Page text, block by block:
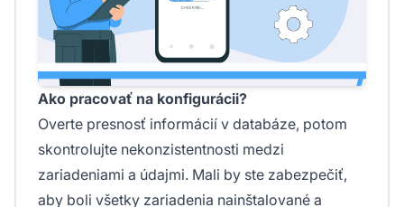
Ako pracovať na konfigurácii?
Overte presnosť informácií v databáze, potom
skontrolujte nekonzistentnosti medzi
zariadeniami a údajmi. Mali by ste zabezpečiť,
aby boli všetky zariadenia nainštalované a